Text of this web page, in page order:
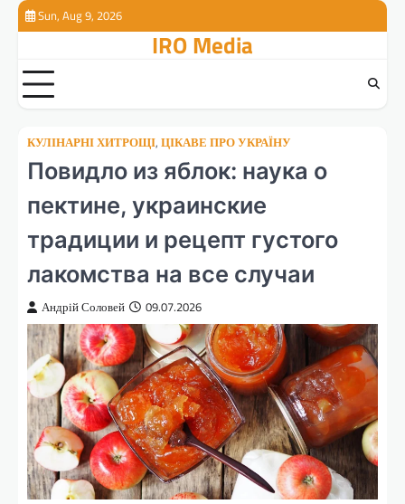
ПерейтиSun, Aug 9, 2026
IRO Media
КУЛІНАРНІ ХИТРОЩІ, ЦІКАВЕ ПРО УКРАЇНУ
Повидло из яблок: наука о
пектине, украинские
традиции и рецепт густого
лакомства на все случаи
Андрій Соловей 09.07.2026